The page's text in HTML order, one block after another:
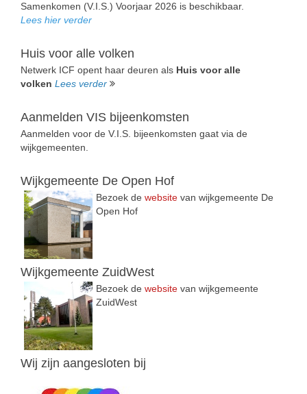
Samenkomen (V.I.S.) Voorjaar 2026 is beschikbaar.
Lees hier verder
Huis voor alle volken
Netwerk ICF opent haar deuren als Huis voor alle
volken Lees verder
Aanmelden VIS bijeenkomsten
Aanmelden voor de V.I.S. bijeenkomsten gaat via de
wijkgemeenten.
Wijkgemeente De Open Hof
Bezoek de website van wijkgemeente De
Open Hof
Wijkgemeente ZuidWest
Bezoek de website van wijkgemeente
ZuidWest
Wij zijn aangesloten bij